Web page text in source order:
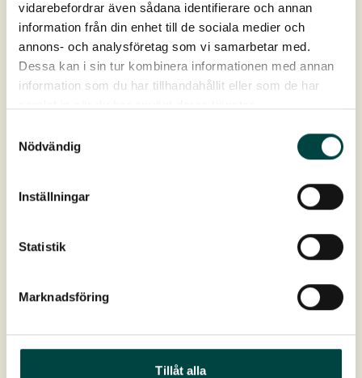
vidarebefordrar även sådana identifierare och annan
information från din enhet till de sociala medier och
annons- och analysföretag som vi samarbetar med.
Dessa kan i sin tur kombinera informationen med annan
information som du har tillhandahållit eller som de har
Nödvändig
Inställningar
Statistik
Marknadsföring
Tillåt alla
Blomstring:
Højde: 10-60 cm